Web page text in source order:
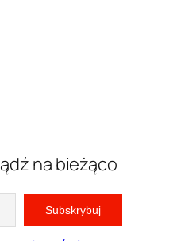
na bieżąco